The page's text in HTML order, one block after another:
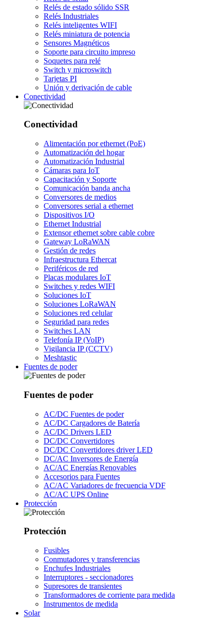
Relés de estado sólido SSR
Relés Industriales
Relés inteligentes WIFI
Relés miniatura de potencia
Sensores Magnéticos
Soporte para circuito impreso
Soquetes para relé
Switch y microswitch
Tarjetas PI
Unión y derivación de cable
Conectividad
Conectividad
Alimentación por ethernet (PoE)
Automatización del hogar
Automatización Industrial
Cámaras para IoT
Capacitación y Soporte
Comunicación banda ancha
Conversores de medios
Conversores serial a ethernet
Dispositivos I/O
Ethernet Industrial
Extensor ethernet sobre cable cobre
Gateway LoRaWAN
Gestión de redes
Infraestructura Ethercat
Periféricos de red
Placas modulares IoT
Switches y redes WIFI
Soluciones IoT
Soluciones LoRaWAN
Soluciones red celular
Seguridad para redes
Switches LAN
Telefonía IP (VoIP)
Vigilancia IP (CCTV)
Meshtastic
Fuentes de poder
Fuentes de poder
AC/DC Fuentes de poder
AC/DC Cargadores de Batería
AC/DC Drivers LED
DC/DC Convertidores
DC/DC Convertidores driver LED
DC/AC Inversores de Energía
AC/AC Energías Renovables
Accesorios para Fuentes
AC/AC Variadores de frecuencia VDF
AC/AC UPS Online
Protección
Protección
Fusibles
Conmutadores y transferencias
Enchufes Industriales
Interruptores - seccionadores
Supresores de transientes
Transformadores de corriente para medida
Instrumentos de medida
Solar